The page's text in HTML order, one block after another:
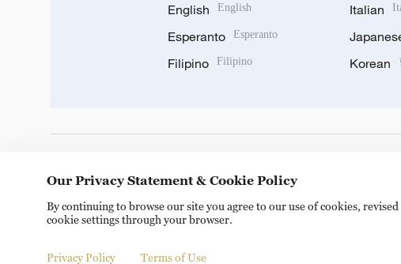
English English
Esperanto Esperanto
Filipino Filipino
Italian
Korean
Copyright © 2024 CGTN. 京ICP备20000184号
Our Privacy Statement & Cookie Policy
By continuing to browse our site you agree to our use of cookies,
cookie settings through your browser.
Privacy Policy Terms of Use